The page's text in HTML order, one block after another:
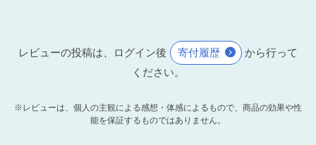
レビューの投稿は、ログイン後 寄付履歴
から行って
ください。
※レビューは、個人の主観による感想・体感によるもので、商品の効果や性
能を保証するものではありません。